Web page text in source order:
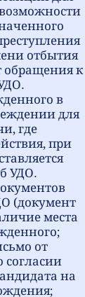
отбытия
обращения к
в
для
где
при
УДО.
(документ
места
от
согласии
на